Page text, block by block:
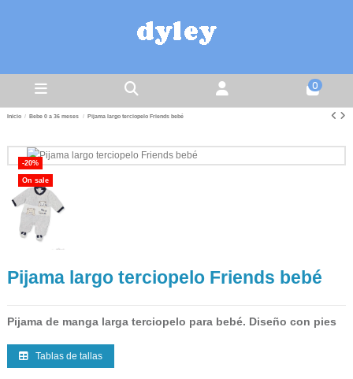
0
Inicio Bebe 0 a 36 meses Pijama largo terciopelo Friends bebé
-20%
On sale
Pijama largo terciopelo Friends bebé
Pijama de manga larga terciopelo para bebé. Diseño con pies
Tablas de tallas